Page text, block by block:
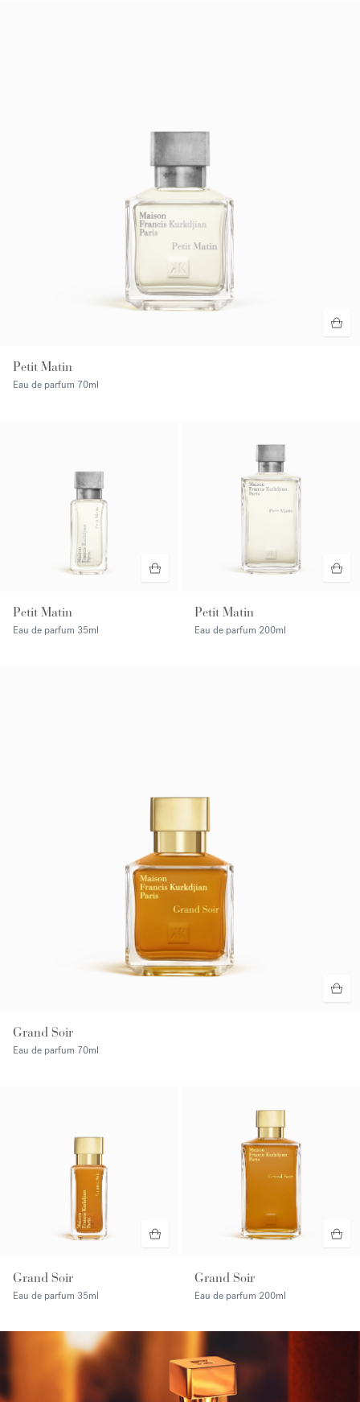
Petit Matin
Eau de parfum 70ml
Petit Matin
Eau de parfum 35ml
Petit Matin
Eau de parfum 200ml
Grand Soir
Eau de parfum 70ml
Grand Soir
Eau de parfum 35ml
Grand Soir
Eau de parfum 200ml